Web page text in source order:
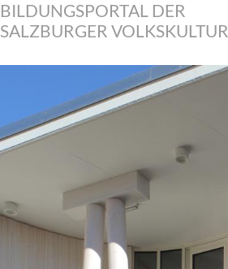
BILDUNGSPORTAL DER
SALZBURGER VOLKSKULTUR